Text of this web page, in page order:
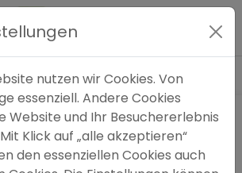
Depression als Pandemie der
nutzen wir Cookies. Von
essenziell. Andere Cookies
Website und Ihr Besuchererlebnis
Klick auf „alle akzeptieren“
den essenziellen Cookies auch